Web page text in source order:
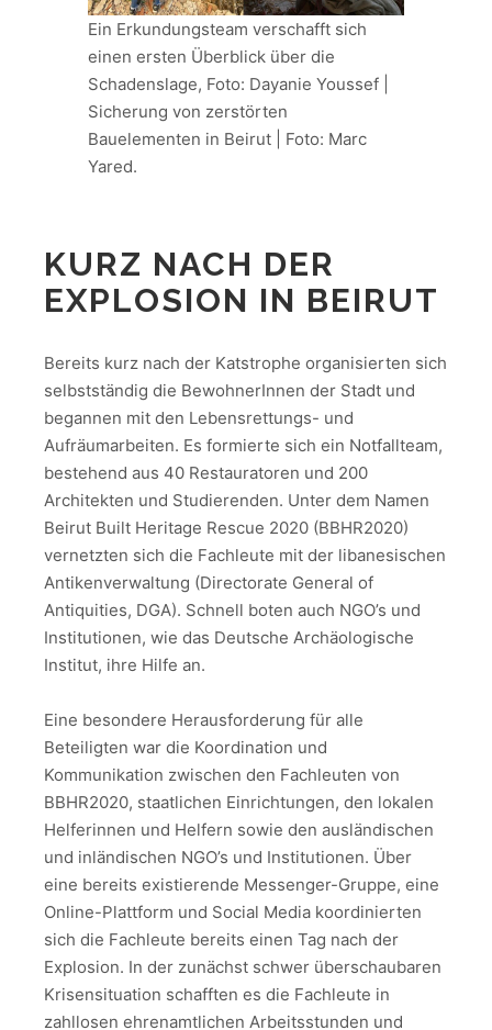
Ein Erkundungsteam verschafft sich
einen ersten Überblick über die
Schadenslage, Foto: Dayanie Youssef |
Sicherung von zerstörten
Bauelementen in Beirut | Foto: Marc
Yared.
KURZ NACH DER
EXPLOSION IN BEIRUT
Bereits kurz nach der Katstrophe organisierten sich
selbstständig die BewohnerInnen der Stadt und
begannen mit den Lebensrettungs- und
Aufräumarbeiten. Es formierte sich ein Notfallteam,
bestehend aus 40 Restauratoren und 200
Architekten und Studierenden. Unter dem Namen
Beirut Built Heritage Rescue 2020 (BBHR2020)
vernetzten sich die Fachleute mit der libanesischen
Antikenverwaltung (Directorate General of
Antiquities, DGA). Schnell boten auch NGO’s und
Institutionen, wie das Deutsche Archäologische
Institut, ihre Hilfe an.
Eine besondere Herausforderung für alle
Beteiligten war die Koordination und
Kommunikation zwischen den Fachleuten von
BBHR2020, staatlichen Einrichtungen, den lokalen
Helferinnen und Helfern sowie den ausländischen
und inländischen NGO’s und Institutionen. Über
eine bereits existierende Messenger-Gruppe, eine
Online-Plattform und Social Media koordinierten
sich die Fachleute bereits einen Tag nach der
Explosion. In der zunächst schwer überschaubaren
Krisensituation schafften es die Fachleute in
zahllosen ehrenamtlichen Arbeitsstunden und